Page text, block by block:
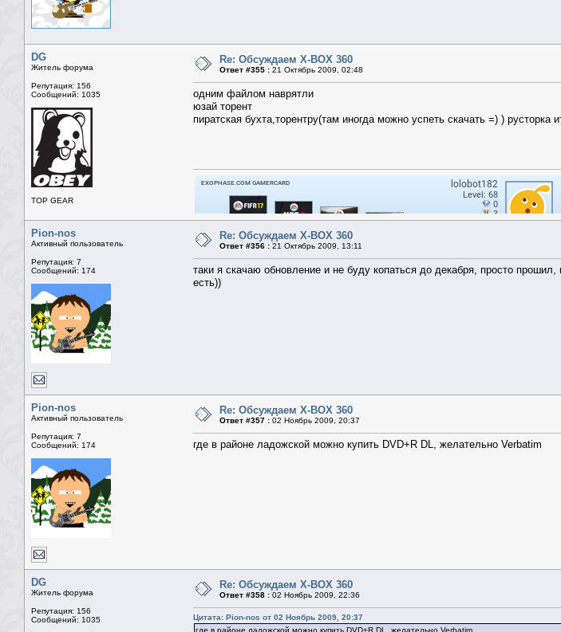
DG
Житель форума
Репутация: 156
Сообщений: 1035
TOP GEAR
Re: Обсуждаем X-BOX 360
Ответ #355 : 21 Октябрь 2009, 02:48
одним файлом наврятли
юзай торент
пиратская бухта,торентру(там иногда можно успеть скачать =) ) русторка
Pion-nos
Активный пользователь
Репутация: 7
Сообщений: 174
Re: Обсуждаем X-BOX 360
Ответ #356 : 21 Октябрь 2009, 13:11
таки я скачаю обновление и не буду копаться до декабря, просто
есть))
Pion-nos
Активный пользователь
Репутация: 7
Сообщений: 174
Re: Обсуждаем X-BOX 360
Ответ #357 : 02 Ноябрь 2009, 20:37
где в районе ладожской можно купить DVD+R DL, желательно Verbatim
DG
Житель форума
Репутация: 156
Сообщений: 1035
Re: Обсуждаем X-BOX 360
Ответ #358 : 02 Ноябрь 2009, 22:36
Цитата: Pion-nos от 02 Ноябрь 2009, 20:37
где в районе ладожской можно купить DVD+R DL, желательно Verbatim